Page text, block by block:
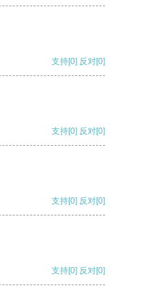
支持[0] 反对[0]
支持[0] 反对[0]
支持[0] 反对[0]
支持[0] 反对[0]